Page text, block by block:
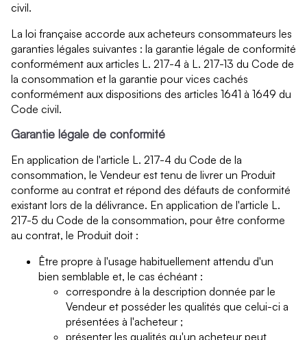
civil.
La loi française accorde aux acheteurs consommateurs les
garanties légales suivantes : la garantie légale de conformité
conformément aux articles L. 217-4 à L. 217-13 du Code de
la consommation et la garantie pour vices cachés
conformément aux dispositions des articles 1641 à 1649 du
Code civil.
Garantie légale de conformité
En application de l'article L. 217-4 du Code de la
consommation, le Vendeur est tenu de livrer un Produit
conforme au contrat et répond des défauts de conformité
existant lors de la délivrance. En application de l'article L.
217-5 du Code de la consommation, pour être conforme
au contrat, le Produit doit :
Être propre à l'usage habituellement attendu d'un
bien semblable et, le cas échéant :
correspondre à la description donnée par le
Vendeur et posséder les qualités que celui-ci a
présentées à l'acheteur ;
présenter les qualités qu'un acheteur peut